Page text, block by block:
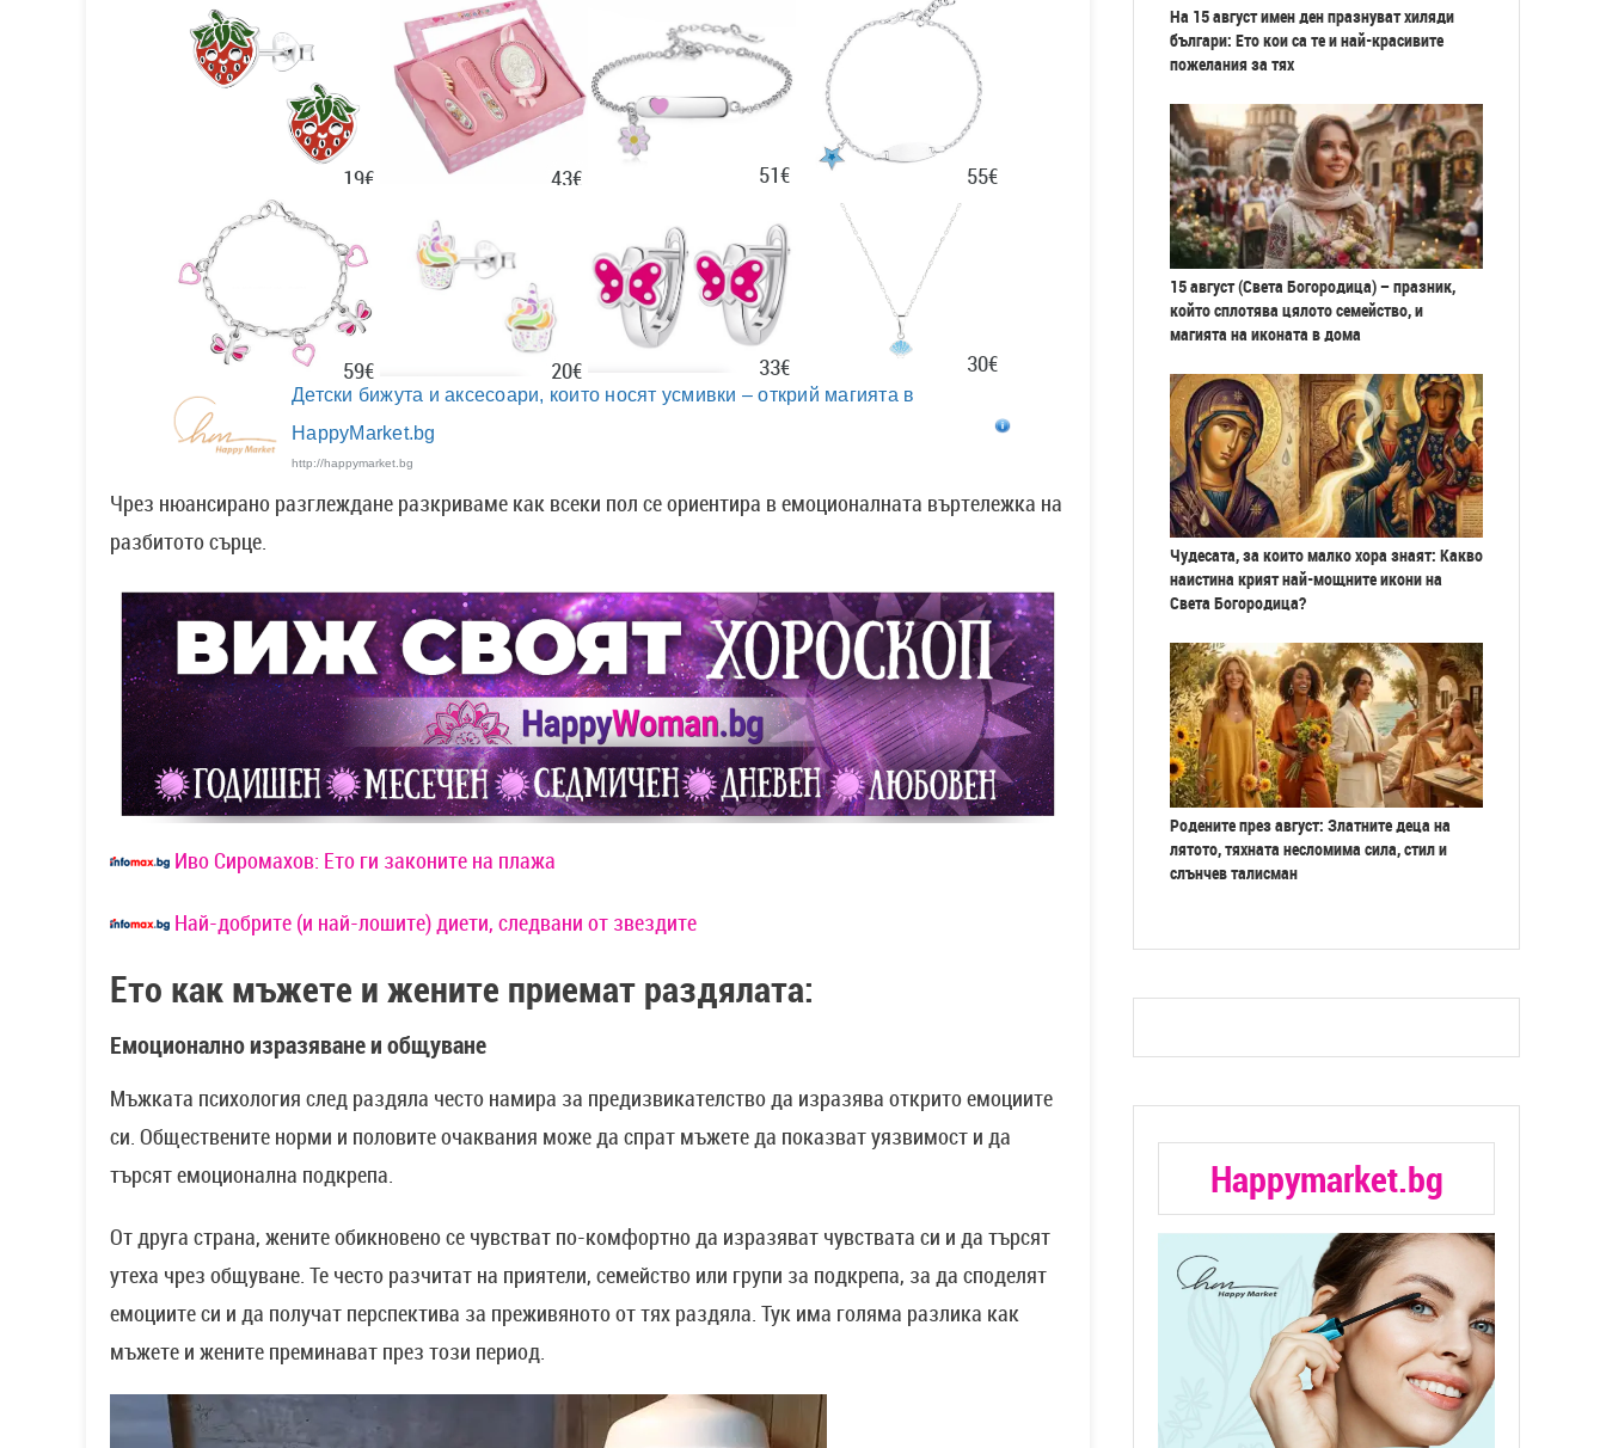
19€ 43€ 51€ 55€
59€ 20€ 33€ 30€
Детски бижута и аксесоари, които носят усмивки – открий магията в
HappyMarket.bg
http://happymarket.bg
Чрез нюансирано разглеждане разкриваме как всеки пол се ориентира в емоционалната въртележка на
разбитото сърце.
Иво Сиромахов: Ето ги законите на плажа
Най-добрите (и най-лошите) диети, следвани от звездитe
Ето как мъжете и жените приемат раздялата:
Емоционално изразяване и общуване
Мъжката психология след раздяла често намира за предизвикателство да изразява открито емоциите
си. Обществените норми и половите очаквания може да спрат мъжете да показват уязвимост и да
търсят емоционална подкрепа.
От друга страна, жените обикновено се чувстват по-комфортно да изразяват чувствата си и да търсят
утеха чрез общуване. Те често разчитат на приятели, семейство или групи за подкрепа, за да споделят
емоциите си и да получат перспектива за преживяното от тях раздяла. Тук има голяма разлика как
мъжете и жените преминават през този период.
На 15 август имен ден празнуват хиляди
българи: Ето кои са те и най-красивите
пожелания за тях
15 август (Света Богородица) – празник,
който сплотява цялото семейство, и
магията на иконата в дома
Чудесата, за които малко хора знаят: Какво
наистина крият най-мощните икони на
Света Богородица?
Родените през август: Златните деца на
лятото, тяхната несломима сила, стил и
слънчев талисман
Happymarket.bg